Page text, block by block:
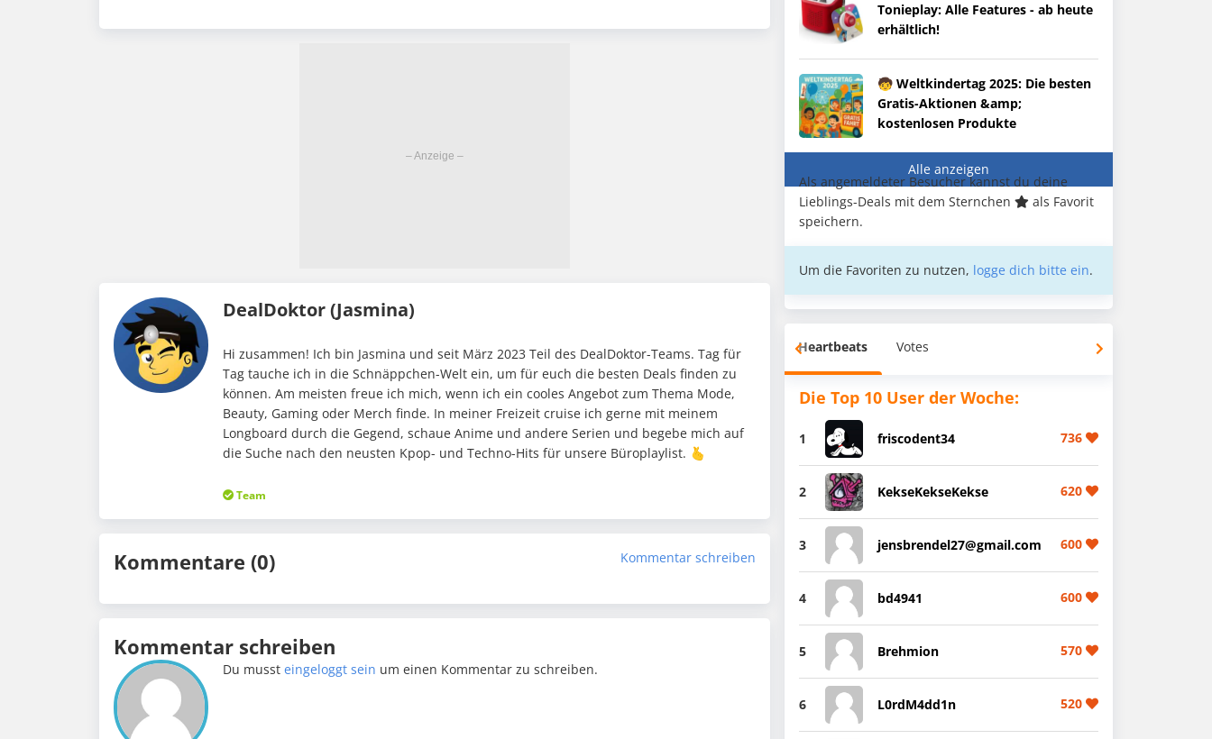
DealDoktor (Jasmina)
Hi zusammen! Ich bin Jasmina und seit März 2023 Teil des DealDoktor-Teams. Tag für
Tag tauche ich in die Schnäppchen-Welt ein, um für euch die besten Deals finden zu
können. Am meisten freue ich mich, wenn ich ein cooles Angebot zum Thema Mode,
Beauty, Gaming oder Merch finde. In meiner Freizeit cruise ich gerne mit meinem
Longboard durch die Gegend, schaue Anime und andere Serien und begebe mich auf
die Suche nach den neusten Kpop- und Techno-Hits für unsere Büroplaylist. 🫰
Team
Kommentare (0) Kommentar schreiben
Kommentar schreiben
Du mussteingeloggt sein um einen Kommentar zu schreiben.
Tonieplay: Alle Features - ab heute
erhältlich!
🧒 Weltkindertag 2025: Die besten
Gratis-Aktionen &amp;
kostenlosen Produkte
Alle anzeigen
Als angemeldeter Besucher kannst du deine
Lieblings-Deals mit dem Sternchen
als Favorit
speichern.
Um die Favoriten zu nutzen, logge dich bitte ein.
Heartbeats Votes
Die Top 10 User der Woche:
1 friscodent34 736
2 KekseKekseKekse 620
3 jensbrendel27@gmail.com 600
4 bd4941 600
5 Brehmion 570
6 L0rdM4dd1n 520